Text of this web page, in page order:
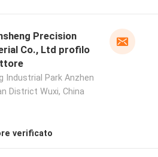
Precision
Co., Ltd profilo
Industrial Park Anzhen
District Wuxi, China
verificato